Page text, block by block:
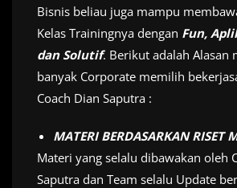
Bisnis beliau juga mampu
Kelas Trainingnya dengan Fun,
dan Solutif. Berikut adalah Alasan
banyak Corporate memilih
Coach Dian Saputra :
MATERI BERDASARKAN RISET
Materi yang selalu dibawakan oleh
Saputra dan Team selalu Update